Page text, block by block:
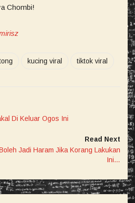
Chombi!
kucing viral tiktok viral
Di Keluar Ogos Ini
Read Next
Jadi Haram Jika Korang Lakukan
Ini…